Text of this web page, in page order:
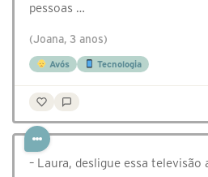
pessoas …
(Joana, 3 anos)
Avós Tecnologia
– Laura, desligue essa televisão